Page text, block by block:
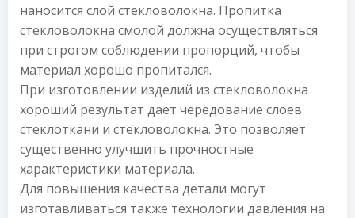
наносится слой стекловолокна. Пропитка
стекловолокна смолой должна осуществляться
при строгом соблюдении пропорций, чтобы
материал хорошо пропитался.
При изготовлении изделий из стекловолокна
хороший результат дает чередование слоев
стеклоткани и стекловолокна. Это позволяет
существенно улучшить прочностные
характеристики материала.
Для повышения качества детали могут
изготавливаться также технологии давления на